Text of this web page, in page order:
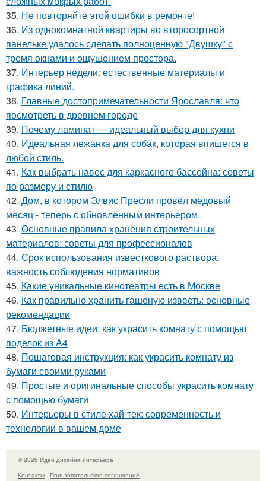
35. Не повторяйте этой ошибки в ремонте!
36. Из однокомнатной квартиры во второсортной
панельке удалось сделать полноценную "Двушку" с
тремя окнами и ощущением простора.
37. Интерьер недели: естественные материалы и
графика линий.
38. Главные достопримечательности Ярославля: что
посмотреть в древнем городе
39. Почему ламинат — идеальный выбор для кухни
40. Идеальная лежанка для собак, которая впишется в
любой стиль.
41. Как выбрать навес для каркасного бассейна: советы
по размеру и стилю
42. Дом, в котором Элвис Пресли провёл медовый
месяц - теперь с обновлённым интерьером.
43. Основные правила хранения строительных
материалов: советы для профессионалов
44. Срок использования известкового раствора:
важность соблюдения нормативов
45. Какие уникальные кинотеатры есть в Москве
46. Как правильно хранить гашеную известь: основные
рекомендации
47. Бюджетные идеи: как украсить комнату с помощью
поделок из А4
48. Пошаговая инструкция: как украсить комнату из
бумаги своими руками
49. Простые и оригинальные способы украсить комнату
с помощью бумаги
50. Интерьеры в стиле хай-тек: современность и
технологии в вашем доме
© 2026 Идеи дизайна интерьера
Контакты
Пользовательское соглашение